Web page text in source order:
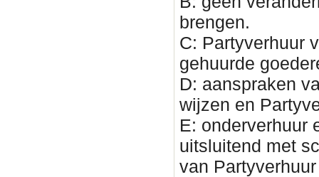
brengen.
C: Partyverhuur
gehuurde
D: aanspraken
wijzen en
E: onderverhuur
uitsluitend met
van